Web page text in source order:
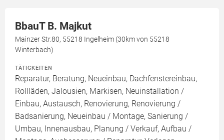
BbauT B. Majkut
Mainzer Str.80, 55218 Ingelheim (30km von 55218
Winterbach)
TÄTIGKEITEN
Reparatur, Beratung, Neueinbau, Dachfenstereinbau,
Rollläden, Jalousien, Markisen, Neuinstallation /
Einbau, Austausch, Renovierung, Renovierung /
Badsanierung, Neueinbau / Montage, Sanierung /
Umbau, Innenausbau, Planung / Verkauf, Aufbau /